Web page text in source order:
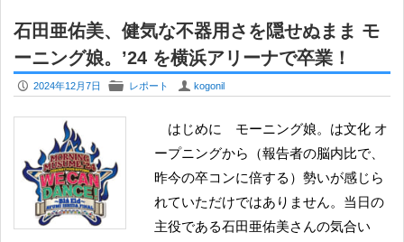
石田亜佑美、健気な不器用さを隠せぬまま モ
ーニング娘。’24 を横浜アリーナで卒業！
P 2024年12月7日 F レポート U kogonil
はじめに モーニング娘。は文化 オ
ープニングから（報告者の脳内比で、
昨今の卒コンに倍する）勢いが感じら
れていただけではありません。当日の
主役である石田亜佑美さんの気合い